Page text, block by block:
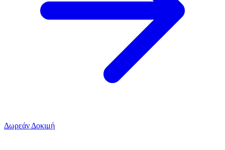
Δωρεάν Δοκιμή